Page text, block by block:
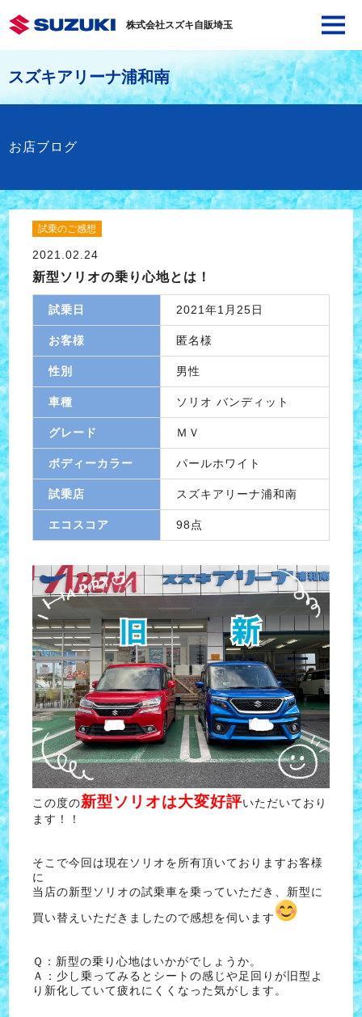
株式会社スズキ自販埼玉
スズキアリーナ浦和南
お店ブログ
試乗のご感想
2021.02.24
新型ソリオの乗り心地とは！
試乗日 2021年1月25日
お客様 匿名様
性別 男性
車種 ソリオ バンディット
グレード ＭＶ
ボディーカラー パールホワイト
試乗店 スズキアリーナ浦和南
エコスコア 98点
この度の新型ソリオは大変好評いただいており
ます！！
そこで今回は現在ソリオを所有頂いておりますお客様
に
当店の新型ソリオの試乗車を乗っていただき、新型に
買い替えいただきましたので感想を伺います
Ｑ：新型の乗り心地はいかがでしょうか。
Ａ：少し乗ってみるとシートの感じや足回りが旧型よ
り新化していて疲れにくくなった気がします。